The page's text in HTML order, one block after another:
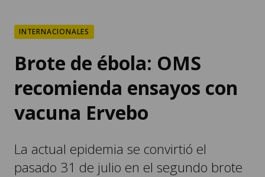
INTERNACIONALES
Brote de ébola: OMS
recomienda ensayos con
vacuna Ervebo
La actual epidemia se convirtió el
pasado 31 de julio en el segundo brote